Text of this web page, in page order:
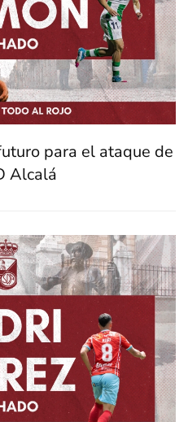
para el ataque de
Alcalá